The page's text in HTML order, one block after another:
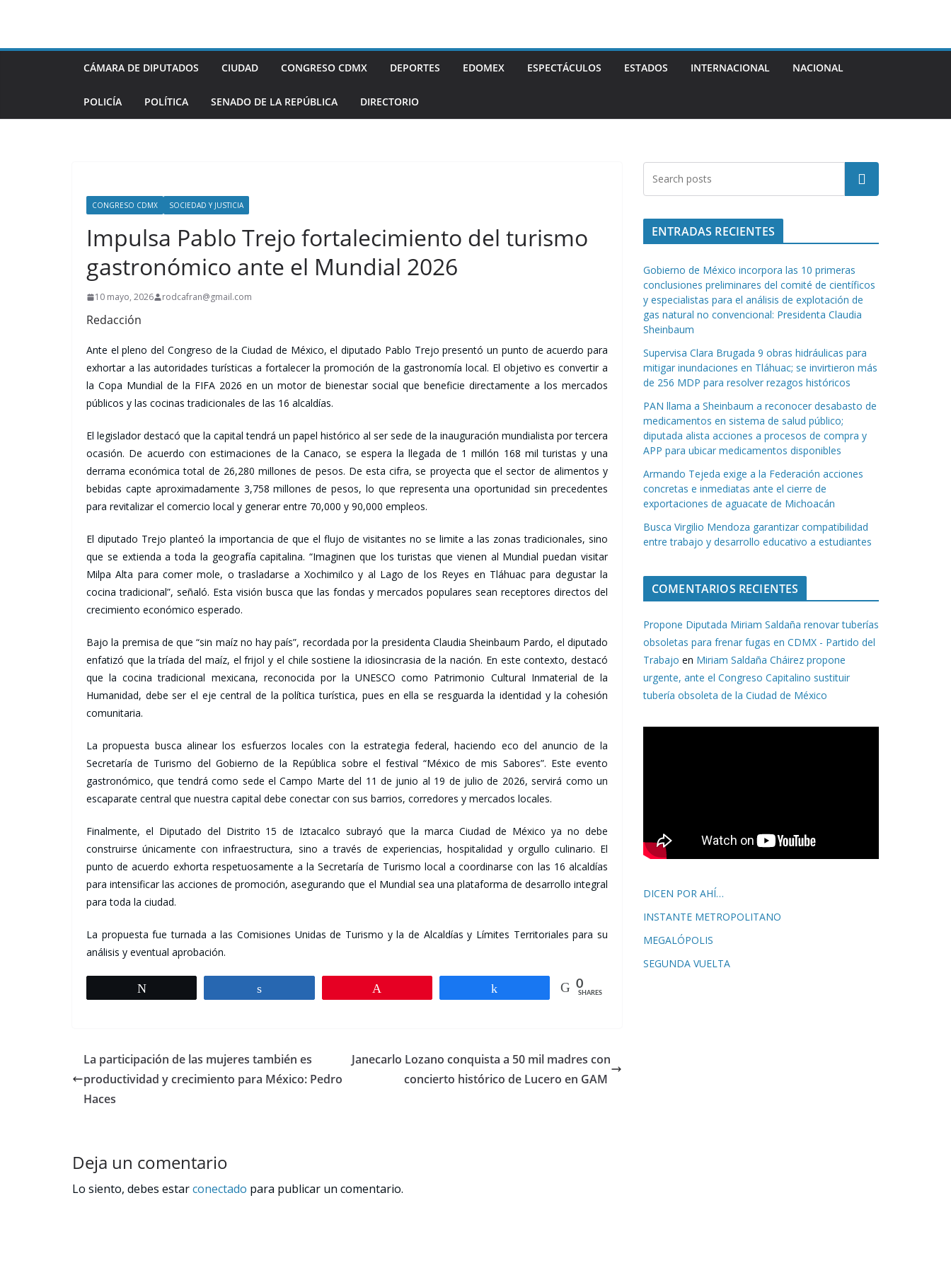
contenido
CÁMARA DE DIPUTADOS CIUDAD CONGRESO CDMX DEPORTES EDOMEX ESPECTÁCULOS ESTADOS INTERNACIONAL NACIONAL
POLICÍA POLÍTICA SENADO DE LA REPÚBLICA DIRECTORIO
CONGRESO CDMX SOCIEDAD Y JUSTICIA
Impulsa Pablo Trejo fortalecimiento del turismo
gastronómico ante el Mundial 2026
10 mayo, 2026 rodcafran@gmail.com
Redacción
Ante el pleno del Congreso de la Ciudad de México, el diputado Pablo Trejo presentó un punto de acuerdo para
exhortar a las autoridades turísticas a fortalecer la promoción de la gastronomía local. El objetivo es convertir a
la Copa Mundial de la FIFA 2026 en un motor de bienestar social que beneficie directamente a los mercados
públicos y las cocinas tradicionales de las 16 alcaldías.
El legislador destacó que la capital tendrá un papel histórico al ser sede de la inauguración mundialista por tercera
ocasión. De acuerdo con estimaciones de la Canaco, se espera la llegada de 1 millón 168 mil turistas y una
derrama económica total de 26,280 millones de pesos. De esta cifra, se proyecta que el sector de alimentos y
bebidas capte aproximadamente 3,758 millones de pesos, lo que representa una oportunidad sin precedentes
para revitalizar el comercio local y generar entre 70,000 y 90,000 empleos.
El diputado Trejo planteó la importancia de que el flujo de visitantes no se limite a las zonas tradicionales, sino
que se extienda a toda la geografía capitalina. “Imaginen que los turistas que vienen al Mundial puedan visitar
Milpa Alta para comer mole, o trasladarse a Xochimilco y al Lago de los Reyes en Tláhuac para degustar la
cocina tradicional”, señaló. Esta visión busca que las fondas y mercados populares sean receptores directos del
crecimiento económico esperado.
Bajo la premisa de que “sin maíz no hay país”, recordada por la presidenta Claudia Sheinbaum Pardo, el diputado
enfatizó que la tríada del maíz, el frijol y el chile sostiene la idiosincrasia de la nación. En este contexto, destacó
que la cocina tradicional mexicana, reconocida por la UNESCO como Patrimonio Cultural Inmaterial de la
Humanidad, debe ser el eje central de la política turística, pues en ella se resguarda la identidad y la cohesión
comunitaria.
La propuesta busca alinear los esfuerzos locales con la estrategia federal, haciendo eco del anuncio de la
Secretaría de Turismo del Gobierno de la República sobre el festival “México de mis Sabores”. Este evento
gastronómico, que tendrá como sede el Campo Marte del 11 de junio al 19 de julio de 2026, servirá como un
escaparate central que nuestra capital debe conectar con sus barrios, corredores y mercados locales.
Finalmente, el Diputado del Distrito 15 de Iztacalco subrayó que la marca Ciudad de México ya no debe
construirse únicamente con infraestructura, sino a través de experiencias, hospitalidad y orgullo culinario. El
punto de acuerdo exhorta respetuosamente a la Secretaría de Turismo local a coordinarse con las 16 alcaldías
para intensificar las acciones de promoción, asegurando que el Mundial sea una plataforma de desarrollo integral
para toda la ciudad.
La propuesta fue turnada a las Comisiones Unidas de Turismo y la de Alcaldías y Límites Territoriales para su
análisis y eventual aprobación.
0
SHARES
La participación de las mujeres también es
productividad y crecimiento para México: Pedro
Haces
Janecarlo Lozano conquista a 50 mil madres con
concierto histórico de Lucero en GAM
Deja un comentario
Lo siento, debes estarconectado para publicar un comentario.
Buscar
ENTRADAS RECIENTES
Gobierno de México incorpora las 10 primeras
conclusiones preliminares del comité de científicos
y especialistas para el análisis de explotación de
gas natural no convencional: Presidenta Claudia
Sheinbaum
Supervisa Clara Brugada 9 obras hidráulicas para
mitigar inundaciones en Tláhuac; se invirtieron más
de 256 MDP para resolver rezagos históricos
PAN llama a Sheinbaum a reconocer desabasto de
medicamentos en sistema de salud público;
diputada alista acciones a procesos de compra y
APP para ubicar medicamentos disponibles
Armando Tejeda exige a la Federación acciones
concretas e inmediatas ante el cierre de
exportaciones de aguacate de Michoacán
Busca Virgilio Mendoza garantizar compatibilidad
entre trabajo y desarrollo educativo a estudiantes
COMENTARIOS RECIENTES
Propone Diputada Miriam Saldaña renovar tuberías
obsoletas para frenar fugas en CDMX - Partido del
Trabajo en Miriam Saldaña Cháirez propone
urgente, ante el Congreso Capitalino sustituir
tubería obsoleta de la Ciudad de México
DICEN POR AHÍ…
INSTANTE METROPOLITANO
MEGALÓPOLIS
SEGUNDA VUELTA